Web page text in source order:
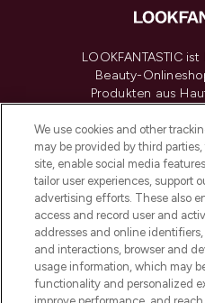
LOOKFANTASTIC
Beauty-
Produkten aus
renommierten
oder über die
Lieferung ab einem
Cookie-
Do Not Sell or
HILFE &
We use cookies and other
may be provided by third
site, enable social media
tailor user experiences, support
advertising efforts. These also
access and record user and
addresses and online
and interactions, browser and
usage information, which may
functionality and personalized